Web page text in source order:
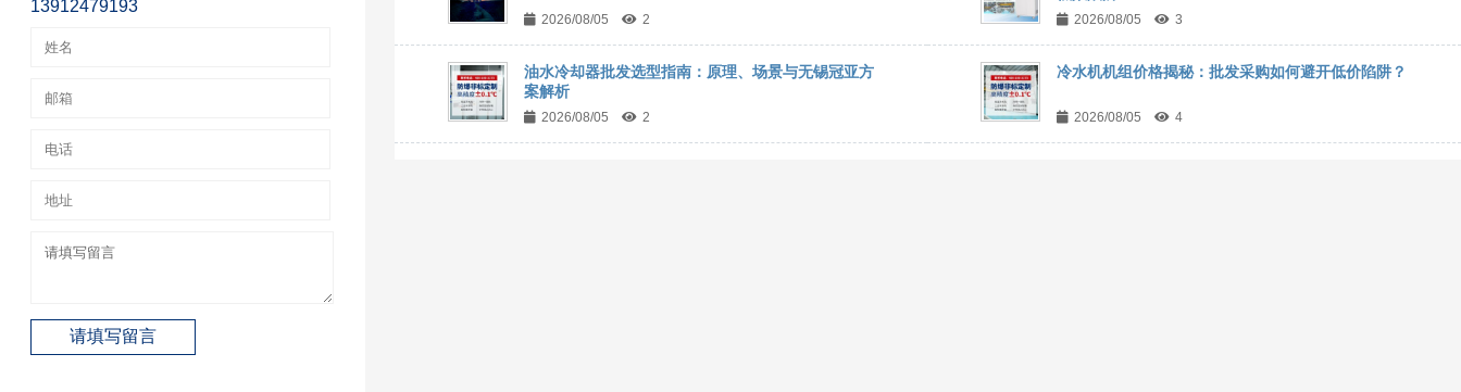
2026/08/05 2 2026/08/05 3
油水冷却器批发选型指南：原理、场景与无锡冠亚方
案解析
2026/08/05 2
冷水机机组价格揭秘：批发采购如何避开低价陷阱？
2026/08/05 4
13912479193